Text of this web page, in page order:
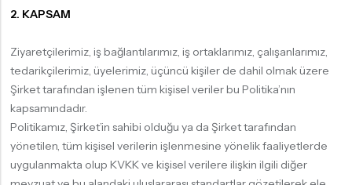
2. KAPSAM
Ziyaretçilerimiz, iş bağlantılarımız, iş ortaklarımız, çalışanlarımız,
tedarikçilerimiz, üyelerimiz, üçüncü kişiler de dahil olmak üzere
Şirket tarafından işlenen tüm kişisel veriler bu Politika’nın
kapsamındadır.
Politikamız, Şirket’in sahibi olduğu ya da Şirket tarafından
yönetilen, tüm kişisel verilerin işlenmesine yönelik faaliyetlerde
uygulanmakta olup KVKK ve kişisel verilere ilişkin ilgili diğer